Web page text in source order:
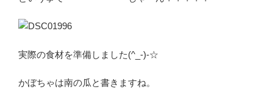
実際の食材を準備しました(^_-)-☆
かぼちゃは南の瓜と書きますね。